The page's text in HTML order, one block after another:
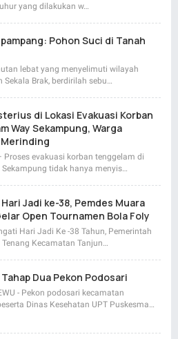
yang dilakukan w…
Pohon Suci di Tanah
lebat yang menyelimuti wilayah
Sekala Brak, berdirilah sebu…
di Lokasi Evakuasi Korban
Way Sekampung, Warga
Proses evakuasi korban tenggelam di
tidak hanya menyis…
Jadi ke-38, Pemdes Muara
Open Tournamen Bola Foly
Hari Jadi Ke -38 Tahun, Pemerintah
Kecamatan Tanjun…
Dua Pekon Podosari
- Pekon podosari kecamatan
Dinas Kesehatan UPT Puskesma…